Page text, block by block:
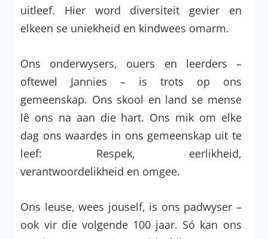
uitleef. Hier word diversiteit gevier en
elkeen se uniekheid en kindwees omarm.
Ons onderwysers, ouers en leerders –
oftewel Jannies – is trots op ons
gemeenskap. Ons skool en land se mense
lê ons na aan die hart. Ons mik om elke
dag ons waardes in ons gemeenskap uit te
leef: Respek, eerlikheid,
verantwoordelikheid en omgee.
Ons leuse, wees jouself, is ons padwyser –
ook vir die volgende 100 jaar. Só kan ons